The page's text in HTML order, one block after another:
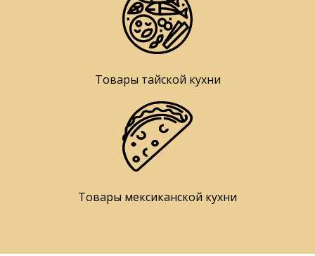
Товары тайской кухни
Товары мексиканской кухни